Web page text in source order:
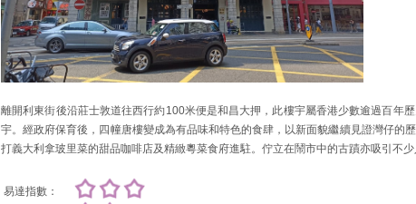
離開利東街後沿莊士敦道往西行約100米便是和昌大押，此樓宇屬香港少數逾過百年
宇。經政府保育後，四幢唐樓變成為有品味和特色的食肆，以新面貌繼續見證灣仔的
打義大利拿玻里菜的甜品咖啡店及精緻粵菜食府進駐。佇立在鬧市中的古蹟亦吸引不少
易達指數：